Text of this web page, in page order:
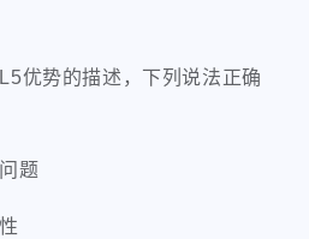
优势的描述，下列说法正确
题